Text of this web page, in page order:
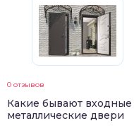
0 отзывов
Какие бывают входные
металлические двери